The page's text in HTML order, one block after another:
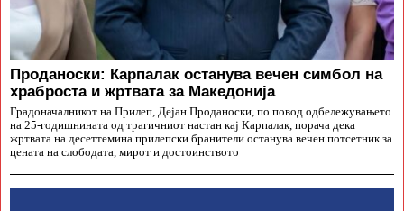
Проданоски: Карпалак останува вечен симбол на
храброста и жртвата за Македонија
Градоначалникот на Прилеп, Дејан Проданоски, по повод одбележувањето
на 25-годишнината од трагичниот настан кај Карпалак, порача дека
жртвата на десеттемина прилепски бранители останува вечен потсетник за
цената на слободата, мирот и достоинството